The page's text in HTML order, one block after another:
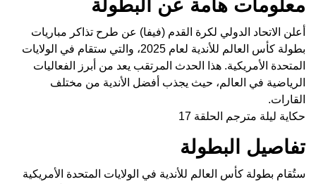
معلومات هامة عن البطولة
أعلن الاتحاد الدولي لكرة القدم (فيفا) عن طرح تذاكر مباريات
بطولة كأس العالم للأندية لعام 2025، والتي ستقام في الولايات
المتحدة الأمريكية. هذا الحدث المرتقب يعد من أبرز الفعاليات
الرياضية في العالم، حيث يجذب أفضل الأندية من مختلف
القارات.
حكاية ليلة مترجم الحلقة 17
تفاصيل البطولة
ستُقام بطولة كأس العالم للأندية في الولايات المتحدة الأمريكية